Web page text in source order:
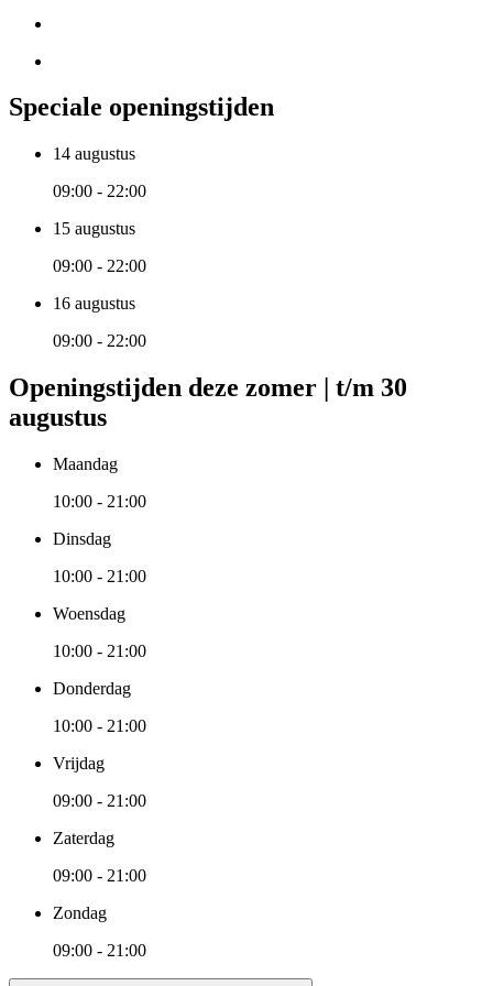
Speciale openingstijden
14 augustus
09:00 - 22:00
15 augustus
09:00 - 22:00
16 augustus
09:00 - 22:00
Openingstijden deze zomer | t/m 30
augustus
Maandag
10:00 - 21:00
Dinsdag
10:00 - 21:00
Woensdag
10:00 - 21:00
Donderdag
10:00 - 21:00
Vrijdag
09:00 - 21:00
Zaterdag
09:00 - 21:00
Zondag
09:00 - 21:00